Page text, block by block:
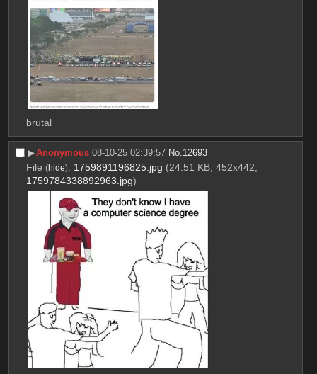
brutal
▶︎Anonymous 08-10-25 02:39:57 No.12693
File (hide): 1759891196825.jpg (24.51 KB, 452x442,
1759784338892963.jpg)